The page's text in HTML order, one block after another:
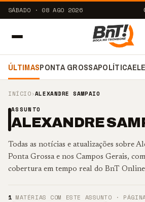
SÁBADO · 08 AGO 2026
ÚLTIMASPONTA GROSSAPOLÍTICA
INÍCIO›ALEXANDRE SAMPAIO
ASSUNTO
ALEXANDRE
Todas as notícias e atualizações sobre
Ponta Grossa e nos Campos Gerais,
cobertura em tempo real do BnT
1 MATÉRIAS COM ESTE ASSUNTO ·